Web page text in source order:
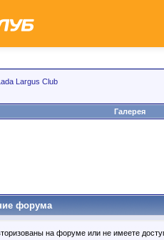
Largus Club
Галерея
форума
на форуме или не имеете